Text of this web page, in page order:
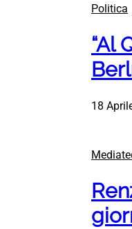
Politica
“Al
18